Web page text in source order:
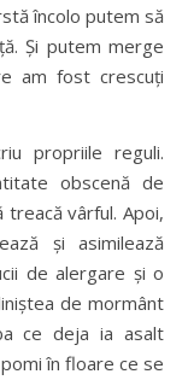
încolo putem să
Și putem merge
am fost crescuți
propriile reguli.
obscenă de
vârful. Apoi,
și asimilează
de alergare și o
de mormânt
ce deja ia asalt
în floare ce se